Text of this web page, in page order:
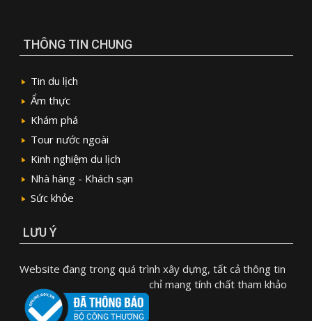
THÔNG TIN CHUNG
Tin du lịch
Ẩm thực
Khám phá
Tour nước ngoài
Kinh nghiệm du lịch
Nhà hàng - Khách sạn
Sức khỏe
LƯU Ý
Website đang trong quá trình xây dựng, tất cả thông tin
chỉ mang tính chất tham khảo